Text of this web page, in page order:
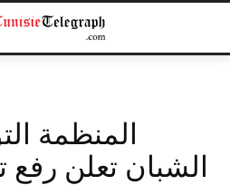
المنظمة
الشبان تعلن رفع